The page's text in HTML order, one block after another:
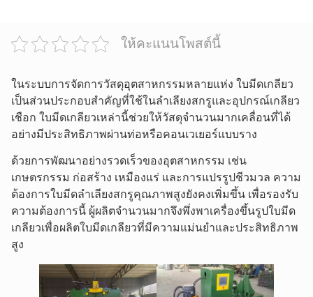
ให้คะแนนโพสต์นี้
ในระบบการจัดการวัสดุอุตสาหกรรมหลายแห่ง ใบมีดเกลียว
เป็นส่วนประกอบสำคัญที่ใช้ในลำเลียงสกรูและอุปกรณ์เกลียว
เชือก ใบมีดเกลียวเหล่านี้ช่วยให้วัสดุจำนวนมากเคลื่อนที่ได้
อย่างมีประสิทธิภาพผ่านท่อหรือคอนเวเยอร์แบบราง
ด้วยการพัฒนาอย่างรวดเร็วของอุตสาหกรรม เช่น
เกษตรกรรม ก่อสร้าง เหมืองแร่ และการแปรรูปชีวมวล ความ
ต้องการใบมีดลำเลียงสกรูคุณภาพสูงยังคงเพิ่มขึ้น เพื่อรองรับ
ความต้องการนี้ ผู้ผลิตจำนวนมากจึงพึ่งพาเครื่องขึ้นรูปใบมีด
เกลียวเพื่อผลิตใบมีดเกลียวที่มีความแม่นยำและประสิทธิภาพ
สูง